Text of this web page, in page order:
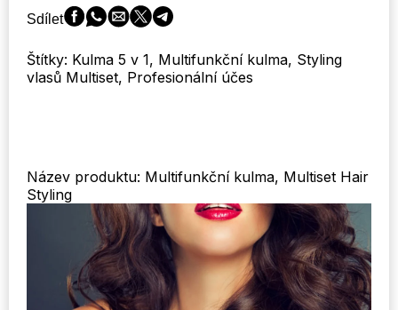
hlaveň
Curls
Profesionální
salonní
Sdílet
Štítky: Kulma 5 v 1, Multifunkční kulma, Styling
vlasů Multiset, Profesionální účes
Název produktu: Multifunkční kulma, Multiset Hair
Styling